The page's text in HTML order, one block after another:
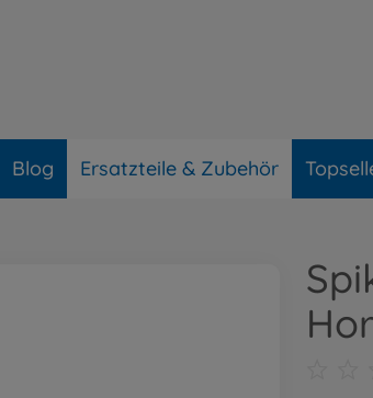
Blog Ersatzteile & Zubehör